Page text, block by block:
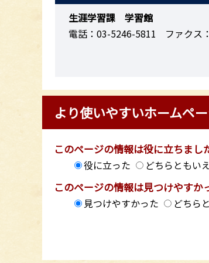
生涯学習課 学習館
電話：03-5246-5811
ファクス
より使いやすいホームペ
このページの情報は役に立ちまし
役に立った どちらともい
このページの情報は見つけやすか
見つけやすかった どちら